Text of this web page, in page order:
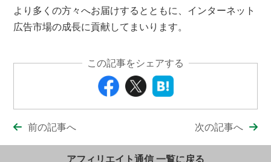
より多くの方々へお届けするとともに、インターネット
広告市場の成長に貢献してまいります。
この記事をシェアする
前の記事へ 次の記事へ
アフィリエイト通信 一覧に戻る